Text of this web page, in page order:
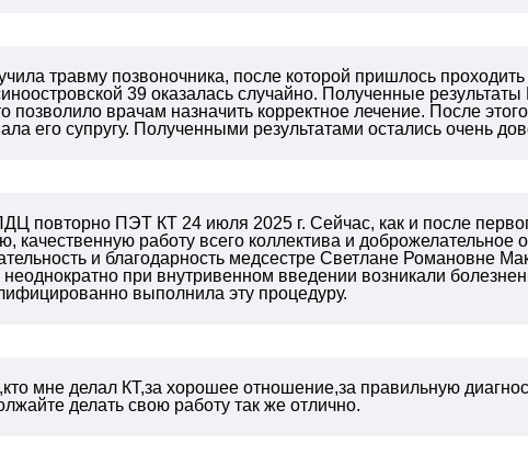
травму позвоночника, после которой пришлось
39 оказалась случайно. Полученные
позволило врачам назначить корректное лечение. После
его супругу. Полученными результатами остались очень
повторно ПЭТ КТ 24 июля 2025 г. Сейчас, как и после
качественную работу всего коллектива и
и благодарность медсестре Светлане Романовне
неоднократно при внутривенном введении возникали
выполнила эту процедуру.
мне делал КТ,за хорошее отношение,за правильную
делать свою работу так же отлично.